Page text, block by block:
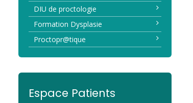
DIU de proctologie
Formation Dysplasie
Proctopr@tique
Espace Patients